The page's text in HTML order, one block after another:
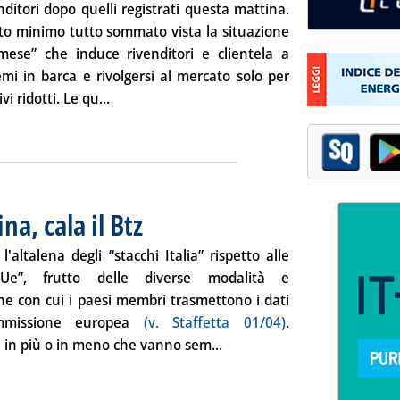
dopo quelli registrati questa mattina.
minimo tutto sommato vista la situazione
che induce rivenditori e clientela a
in barca e rivolgersi al mercato solo per
ridotti. Le qu...Leggi tutta la notizia: 'Extra-rete: le
cala il Btz. Pubblicata giovedì 28 maggio 2009 alle 15.10.
degli “stacchi Italia” rispetto alle
frutto delle diverse modalità e
con cui i paesi membri trasmettono i dati
europea (v. Staffetta 01/04).
in più o in meno che vanno sem...Leggi tutta la notizia: